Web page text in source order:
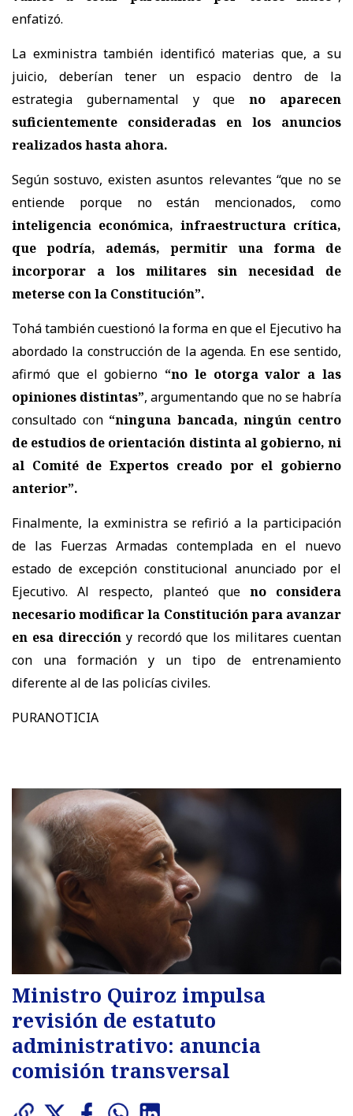
enfatizó.
La exministra también identificó materias que, a su
juicio, deberían tener un espacio dentro de la
estrategia gubernamental y queno aparecen
suficientemente consideradas en los anuncios
realizados hasta ahora.
Según sostuvo, existen asuntos relevantes “que no se
entiende porque no están mencionados, como
inteligencia económica, infraestructura crítica,
que podría, además, permitir una forma de
incorporar a los militares sin necesidad de
meterse con la Constitución”.
Tohá también cuestionó la forma en que el Ejecutivo ha
abordado la construcción de la agenda. En ese sentido,
afirmó que el gobierno “no le otorga valor a las
opiniones distintas”, argumentando que no se habría
consultado con “ninguna bancada, ningún centro
de estudios de orientación distinta al gobierno, ni
al Comité de Expertos creado por el gobierno
anterior”.
Finalmente, la exministra se refirió a la participación
de las Fuerzas Armadas contemplada en el nuevo
estado de excepción constitucional anunciado por el
Ejecutivo. Al respecto, planteó que no considera
necesario modificar la Constitución para avanzar
en esa direccióny recordó que los militares cuentan
con una formación y un tipo de entrenamiento
diferente al de las policías civiles.
PURANOTICIA
Ministro Quiroz impulsa
revisión de estatuto
administrativo: anuncia
comisión transversal